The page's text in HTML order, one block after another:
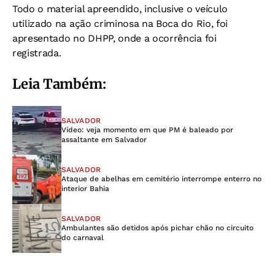
Todo o material apreendido, inclusive o veículo
utilizado na ação criminosa na Boca do Rio, foi
apresentado no DHPP, onde a ocorrência foi
registrada.
Leia Também:
SALVADOR
Vídeo: veja momento em que PM é baleado por
assaltante em Salvador
SALVADOR
Ataque de abelhas em cemitério interrompe enterro no
interior Bahia
SALVADOR
Ambulantes são detidos após pichar chão no circuito
do carnaval